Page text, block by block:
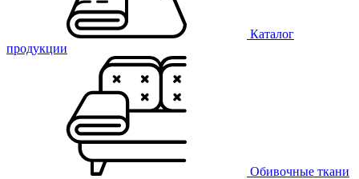
Каталог
продукции
Обивочные ткани